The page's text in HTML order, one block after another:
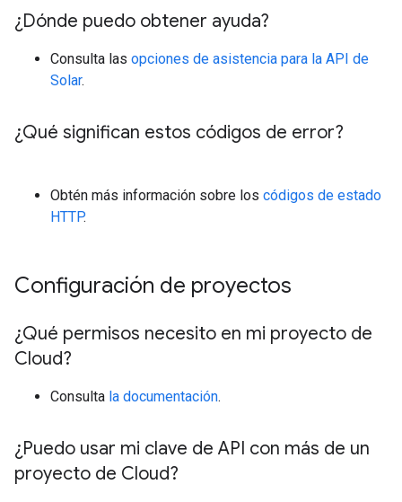
¿Dónde puedo obtener ayuda?
Consulta las opciones de asistencia para la API de
Solar.
¿Qué significan estos códigos de error?
Obtén más información sobre los códigos de estado
HTTP.
Configuración de proyectos
¿Qué permisos necesito en mi proyecto de
Cloud?
Consulta la documentación.
¿Puedo usar mi clave de API con más de un
proyecto de Cloud?